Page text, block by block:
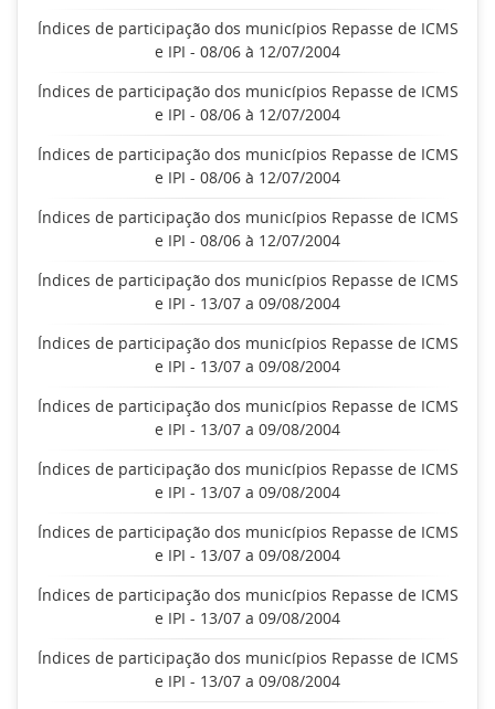
Índices de participação dos municípios Repasse de ICMS
e IPI - 08/06 à 12/07/2004
Índices de participação dos municípios Repasse de ICMS
e IPI - 08/06 à 12/07/2004
Índices de participação dos municípios Repasse de ICMS
e IPI - 08/06 à 12/07/2004
Índices de participação dos municípios Repasse de ICMS
e IPI - 08/06 à 12/07/2004
Índices de participação dos municípios Repasse de ICMS
e IPI - 13/07 a 09/08/2004
Índices de participação dos municípios Repasse de ICMS
e IPI - 13/07 a 09/08/2004
Índices de participação dos municípios Repasse de ICMS
e IPI - 13/07 a 09/08/2004
Índices de participação dos municípios Repasse de ICMS
e IPI - 13/07 a 09/08/2004
Índices de participação dos municípios Repasse de ICMS
e IPI - 13/07 a 09/08/2004
Índices de participação dos municípios Repasse de ICMS
e IPI - 13/07 a 09/08/2004
Índices de participação dos municípios Repasse de ICMS
e IPI - 13/07 a 09/08/2004